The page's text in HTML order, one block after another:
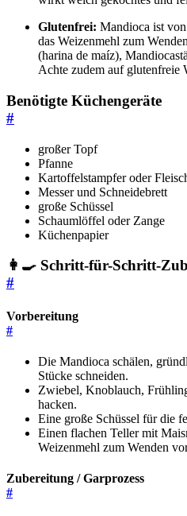
Glutenfrei: Mandioca ist
das Weizenmehl zum
(harina de maíz),
Achte zudem auf glutenfreie
Benötigte Küchengeräte
#
großer Topf
Pfanne
Kartoffelstampfer oder
Messer und Schneidebrett
große Schüssel
Schaumlöffel oder Zange
Küchenpapier
👩‍🍳 Schritt-für-Schritt-
#
Vorbereitung
#
Die Mandioca schälen,
Stücke schneiden.
Zwiebel, Knoblauch,
hacken.
Eine große Schüssel für die
Einen flachen Teller mit
Weizenmehl zum Wenden
Zubereitung / Garprozess
#